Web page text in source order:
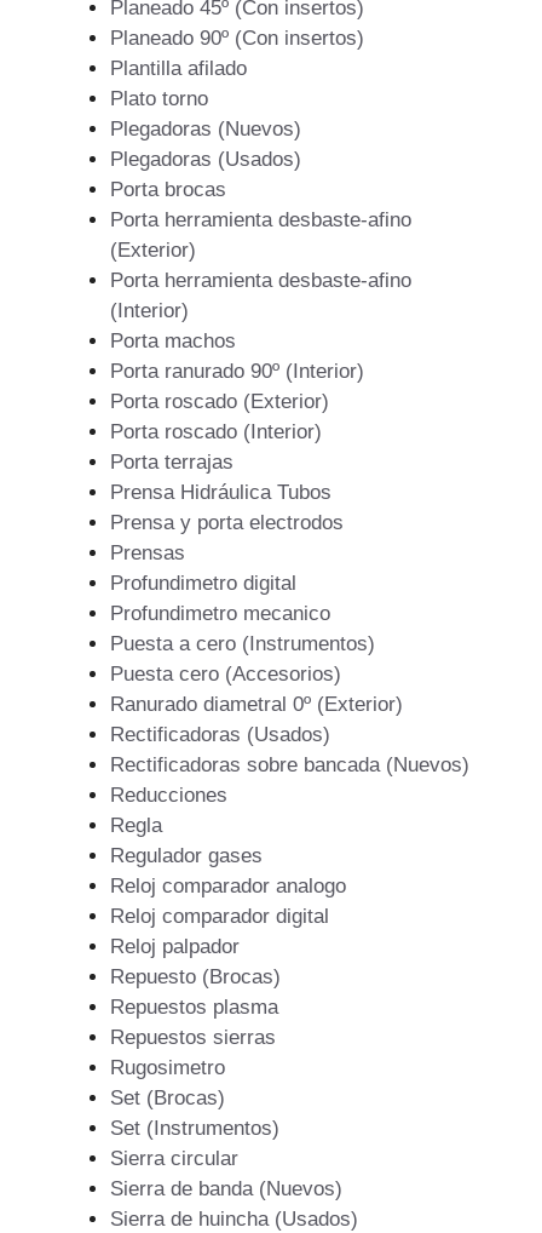
Planeado 45º (Con insertos)
Planeado 90º (Con insertos)
Plantilla afilado
Plato torno
Plegadoras (Nuevos)
Plegadoras (Usados)
Porta brocas
Porta herramienta desbaste-afino
(Exterior)
Porta herramienta desbaste-afino
(Interior)
Porta machos
Porta ranurado 90º (Interior)
Porta roscado (Exterior)
Porta roscado (Interior)
Porta terrajas
Prensa Hidráulica Tubos
Prensa y porta electrodos
Prensas
Profundimetro digital
Profundimetro mecanico
Puesta a cero (Instrumentos)
Puesta cero (Accesorios)
Ranurado diametral 0º (Exterior)
Rectificadoras (Usados)
Rectificadoras sobre bancada (Nuevos)
Reducciones
Regla
Regulador gases
Reloj comparador analogo
Reloj comparador digital
Reloj palpador
Repuesto (Brocas)
Repuestos plasma
Repuestos sierras
Rugosimetro
Set (Brocas)
Set (Instrumentos)
Sierra circular
Sierra de banda (Nuevos)
Sierra de huincha (Usados)